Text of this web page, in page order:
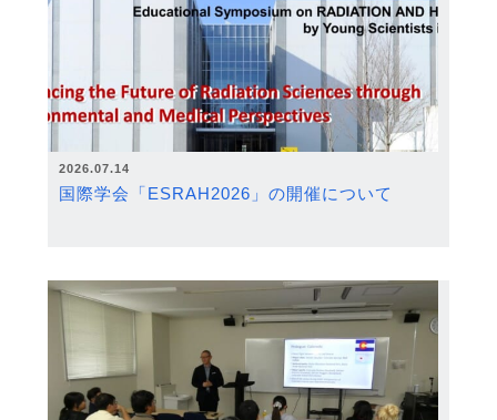
2026.07.14
国際学会「ESRAH2026」の開催について